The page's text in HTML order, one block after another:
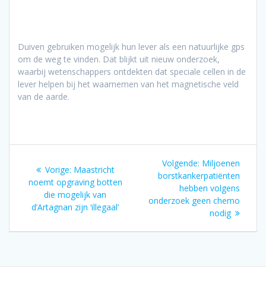
Duiven gebruiken mogelijk hun lever als een natuurlijke gps
om de weg te vinden. Dat blijkt uit nieuw onderzoek,
waarbij wetenschappers ontdekten dat speciale cellen in de
lever helpen bij het waarnemen van het magnetische veld
van de aarde.
navigatie
Vorige: Vorig
bericht:
Maastricht
noemt opgraving botten
die mogelijk van
d’Artagnan zijn ‘illegaal’
Volgende: Volgend
bericht:
Miljoenen
borstkankerpatiënten
hebben volgens
onderzoek geen chemo
nodig